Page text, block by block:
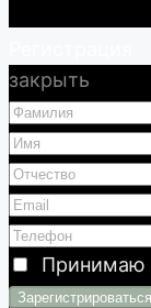
закрыть
Принимаю